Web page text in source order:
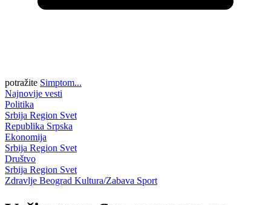
potražite Simptom...
Najnovije vesti
Politika
Srbija Region Svet
Republika Srpska
Ekonomija
Srbija Region Svet
Društvo
Srbija Region Svet
Zdravlje Beograd Kultura/Zabava Sport